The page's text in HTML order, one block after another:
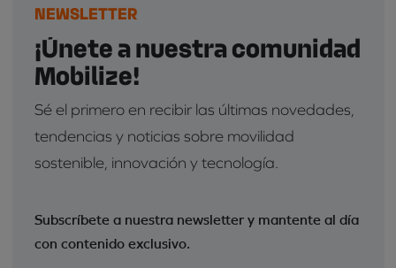
NEWSLETTER
¡Únete a nuestra comunidad
Mobilize!
Sé el primero en recibir las últimas novedades,
tendencias y noticias sobre movilidad
sostenible, innovación y tecnología.
Subscríbete a nuestra newsletter y mantente al día
con contenido exclusivo.